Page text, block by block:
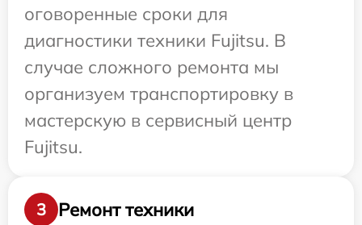
оговоренные сроки для
диагностики техники Fujitsu. В
случае сложного ремонта мы
организуем транспортировку в
мастерскую в сервисный центр
Fujitsu.
3
Ремонт техники